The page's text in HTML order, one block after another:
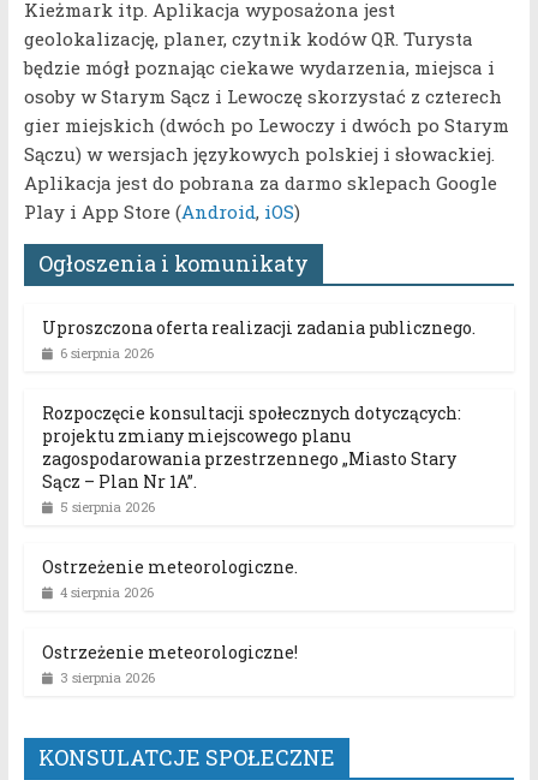
Kieżmark itp. Aplikacja wyposażona jest
geolokalizację, planer, czytnik kodów QR. Turysta
będzie mógł poznając ciekawe wydarzenia, miejsca i
osoby w Starym Sącz i Lewoczę skorzystać z czterech
gier miejskich (dwóch po Lewoczy i dwóch po Starym
Sączu) w wersjach językowych polskiej i słowackiej.
Aplikacja jest do pobrana za darmo sklepach Google
Play i App Store (Android, iOS)
Ogłoszenia i komunikaty
Uproszczona oferta realizacji zadania publicznego.
6 sierpnia 2026
Rozpoczęcie konsultacji społecznych dotyczących:
projektu zmiany miejscowego planu
zagospodarowania przestrzennego „Miasto Stary
Sącz – Plan Nr 1A”.
5 sierpnia 2026
Ostrzeżenie meteorologiczne.
4 sierpnia 2026
Ostrzeżenie meteorologiczne!
3 sierpnia 2026
KONSULATCJE SPOŁECZNE